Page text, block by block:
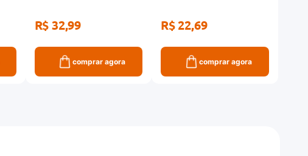
R$ 32,99
comprar agora
R$ 22,69
comprar agora